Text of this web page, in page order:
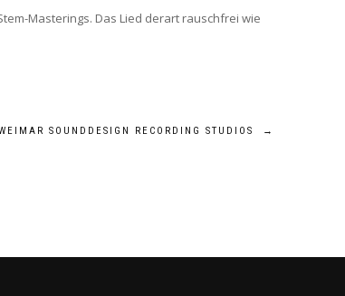
Masterings. Das Lied derart rauschfrei wie
SOUNDDESIGN RECORDING STUDIOS →